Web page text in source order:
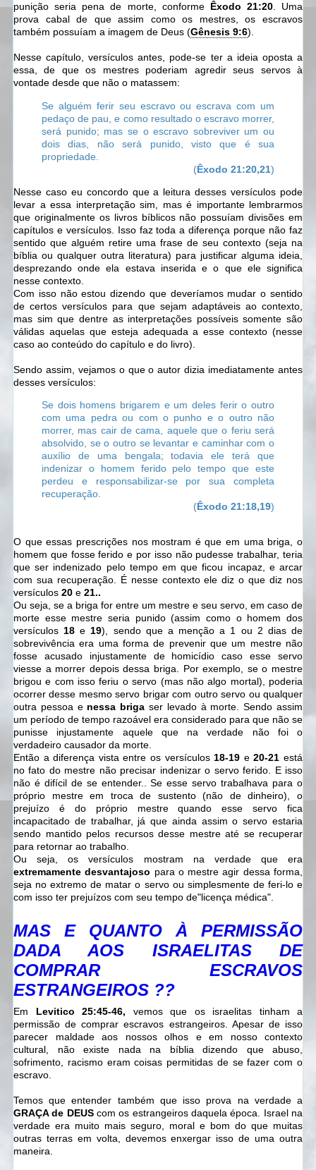
punição seria pena de morte, conforme Êxodo 21:20. Uma
prova cabal de que assim como os mestres, os escravos
também possuíam a imagem de Deus (Gênesis 9:6).
Nesse capítulo, versículos antes, pode-se ter a ideia oposta a
essa, de que os mestres poderiam agredir seus servos à
vontade desde que não o matassem:
Se alguém ferir seu escravo ou escrava com um
pedaço de pau, e como resultado o escravo morrer,
será punido; mas se o escravo sobreviver um ou
dois dias, não será punido, visto que é sua
propriedade.
(Êxodo 21:20,21)
Nesse caso eu concordo que a leitura desses versículos pode
levar a essa interpretação sim, mas é importante lembrarmos
que originalmente os livros bíblicos não possuíam divisões em
capítulos e versículos. Isso faz toda a diferença porque não faz
sentido que alguém retire uma frase de seu contexto (seja na
bíblia ou qualquer outra literatura) para justificar alguma ideia,
desprezando onde ela estava inserida e o que ele significa
nesse contexto.
Com isso não estou dizendo que deveríamos mudar o sentido
de certos versículos para que sejam adaptáveis ao contexto,
mas sim que dentre as interpretações possíveis somente são
válidas aquelas que esteja adequada a esse contexto (nesse
caso ao conteúdo do capítulo e do livro).
Sendo assim, vejamos o que o autor dizia imediatamente antes
desses versículos:
Se dois homens brigarem e um deles ferir o outro
com uma pedra ou com o punho e o outro não
morrer, mas cair de cama, aquele que o feriu será
absolvido, se o outro se levantar e caminhar com o
auxílio de uma bengala; todavia ele terá que
indenizar o homem ferido pelo tempo que este
perdeu e responsabilizar-se por sua completa
recuperação.
(Êxodo 21:18,19)
O que essas prescrições nos mostram é que em uma briga, o
homem que fosse ferido e por isso não pudesse trabalhar, teria
que ser indenizado pelo tempo em que ficou incapaz, e arcar
com sua recuperação. É nesse contexto ele diz o que diz nos
versículos 20 e 21..
Ou seja, se a briga for entre um mestre e seu servo, em caso de
morte esse mestre seria punido (assim como o homem dos
versículos18 e 19), sendo que a menção a 1 ou 2 dias de
sobrevivência era uma forma de prevenir que um mestre não
fosse acusado injustamente de homicídio caso esse servo
viesse a morrer depois dessa briga. Por exemplo, se o mestre
brigou e com isso feriu o servo (mas não algo mortal), poderia
ocorrer desse mesmo servo brigar com outro servo ou qualquer
outra pessoa e nessa briga ser levado à morte. Sendo assim
um período de tempo razoável era considerado para que não se
punisse injustamente aquele que na verdade não foi o
verdadeiro causador da morte.
Então a diferença vista entre os versículos18-19 e20-21 está
no fato do mestre não precisar indenizar o servo ferido. E isso
não é difícil de se entender.. Se esse servo trabalhava para o
próprio mestre em troca de sustento (não de dinheiro), o
prejuízo é do próprio mestre quando esse servo fica
incapacitado de trabalhar, já que ainda assim o servo estaria
sendo mantido pelos recursos desse mestre até se recuperar
para retornar ao trabalho.
Ou seja, os versículos mostram na verdade que era
extremamente desvantajoso para o mestre agir dessa forma,
seja no extremo de matar o servo ou simplesmente de feri-lo e
com isso ter prejuízos com seu tempo de"licença médica".
MAS E QUANTO À PERMISSÃO
DADA AOS ISRAELITAS DE
COMPRAR ESCRAVOS
ESTRANGEIROS ??
Em Levitico 25:45-46, vemos que os israelitas tinham a
permissão de comprar escravos estrangeiros. Apesar de isso
parecer maldade aos nossos olhos e em nosso contexto
cultural, não existe nada na bíblia dizendo que abuso,
sofrimento, racismo eram coisas permitidas de se fazer com o
escravo.
Temos que entender também que isso prova na verdade a
GRAÇA de DEUScom os estrangeiros daquela época. Israel na
verdade era muito mais seguro, moral e bom do que muitas
outras terras em volta, devemos enxergar isso de uma outra
maneira.